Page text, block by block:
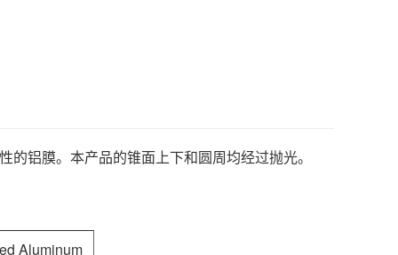
铝膜。本产品的锥面上下和圆周均经过抛光。
Aluminum